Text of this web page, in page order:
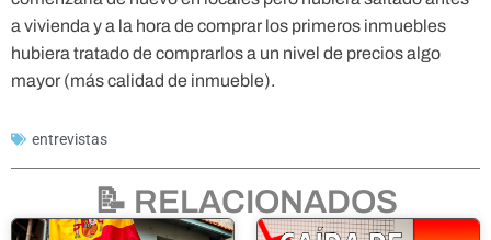
a vivienda y a la hora de comprar los primeros inmuebles
hubiera tratado de comprarlos a un nivel de precios algo
mayor (más calidad de inmueble).
entrevistas
📝 RELACIONADOS